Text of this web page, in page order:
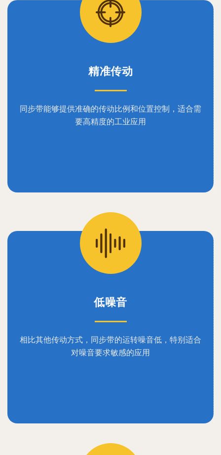
精准传动
同步带能够提供准确的传动比例和位置控制，适合需
要高精度的工业应用
低噪音
相比其他传动方式，同步带的运转噪音低，特别适合
对噪音要求敏感的应用